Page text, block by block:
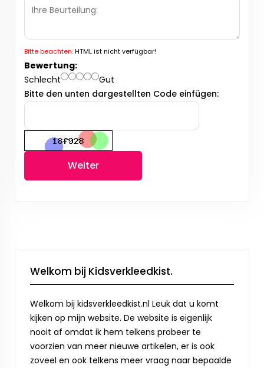
Bitte beachten:HTML ist nicht verfügbar!
Bewertung:
Schlecht
Gut
Bitte den unten dargestellten Code einfügen:
Weiter
Welkom bij Kidsverkleedkist.
Welkom bij kidsverkleedkist.nl Leuk dat u komt
kijken op mijn website. De website is eigenlijk
nooit af omdat ik hem telkens probeer te
voorzien van meer nieuwe artikelen, er is ook
zoveel en ook telkens meer vraag naar bepaalde